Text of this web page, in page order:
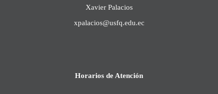
Xavier Palacios
xpalacios@usfq.edu.ec
Horarios de Atención